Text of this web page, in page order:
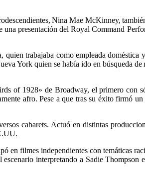
Nina Mae McKinney,
presentación del Royal Command
trabajaba como empleada
York quien se había ido en búsqueda
of 1928» de Broadway, el primero con
afro. Pese a que tras su éxito firmó
cabarets. Actuó en distintas
en filmes independientes con temáticas
interpretando a Sadie